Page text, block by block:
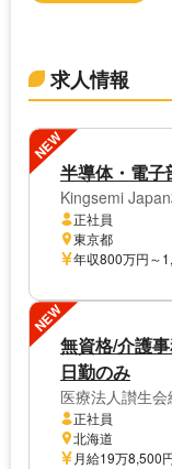
求人情報
NEW
半導体・電子
Kingsemi
正社員
東京都
年収800万円～
NEW
無資格/介護
日勤のみ
医療法人讃生
正社員
北海道
月給19万8,500